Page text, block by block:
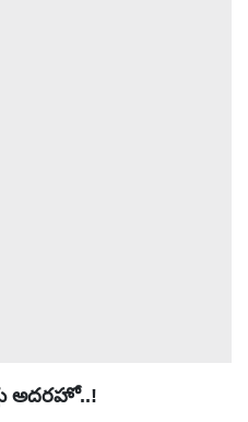
అదరహో..!